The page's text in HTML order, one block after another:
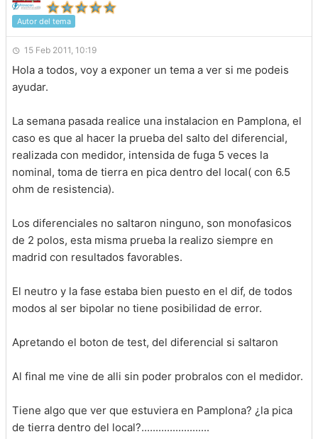
Autor del tema
15 Feb 2011, 10:19
Hola a todos, voy a exponer un tema a ver si me podeis
ayudar.
La semana pasada realice una instalacion en Pamplona, el
caso es que al hacer la prueba del salto del diferencial,
realizada con medidor, intensida de fuga 5 veces la
nominal, toma de tierra en pica dentro del local( con 6.5
ohm de resistencia).
Los diferenciales no saltaron ninguno, son monofasicos
de 2 polos, esta misma prueba la realizo siempre en
madrid con resultados favorables.
El neutro y la fase estaba bien puesto en el dif, de todos
modos al ser bipolar no tiene posibilidad de error.
Apretando el boton de test, del diferencial si saltaron
Al final me vine de alli sin poder probralos con el medidor.
Tiene algo que ver que estuviera en Pamplona? ¿la pica
de tierra dentro del local?........................